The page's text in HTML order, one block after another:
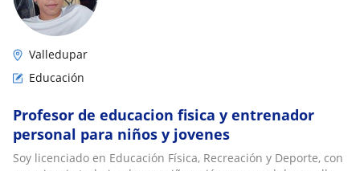
Valledupar
Educación
Profesor de educacion fisica y entrenador
personal para niños y jovenes
Soy licenciado en Educación Física, Recreación y Deporte, con